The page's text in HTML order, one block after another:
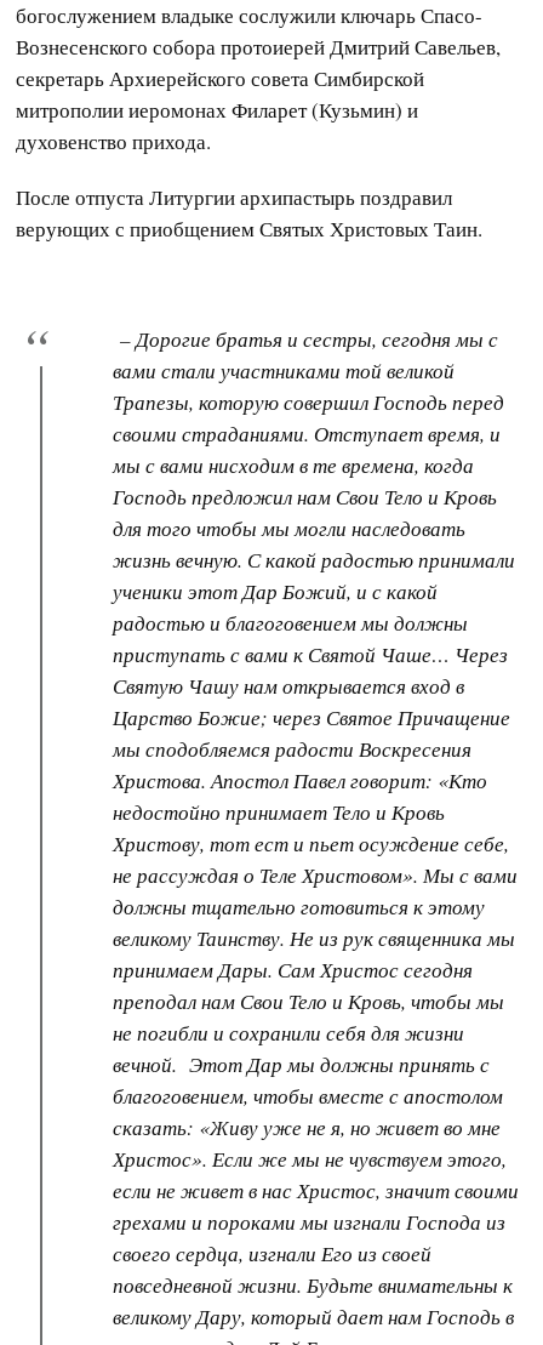
богослужением владыке сослужили ключарь Спасо-
Вознесенского собора протоиерей Дмитрий Савельев,
секретарь Архиерейского совета Симбирской
митрополии иеромонах Филарет (Кузьмин) и
духовенство прихода.
После отпуста Литургии архипастырь поздравил
верующих с приобщением Святых Христовых Таин.
– Дорогие братья и сестры, сегодня мы с
вами стали участниками той великой
Трапезы, которую совершил Господь перед
своими страданиями. Отступает время, и
мы с вами нисходим в те времена, когда
Господь предложил нам Свои Тело и Кровь
для того чтобы мы могли наследовать
жизнь вечную. С какой радостью принимали
ученики этот Дар Божий, и с какой
радостью и благоговением мы должны
приступать с вами к Святой Чаше… Через
Святую Чашу нам открывается вход в
Царство Божие; через Святое Причащение
мы сподобляемся радости Воскресения
Христова. Апостол Павел говорит: «Кто
недостойно принимает Тело и Кровь
Христову, тот ест и пьет осуждение себе,
не рассуждая о Теле Христовом». Мы с вами
должны тщательно готовиться к этому
великому Таинству. Не из рук священника мы
принимаем Дары. Сам Христос сегодня
преподал нам Свои Тело и Кровь, чтобы мы
не погибли и сохранили себя для жизни
вечной. Этот Дар мы должны принять с
благоговением, чтобы вместе с апостолом
сказать: «Живу уже не я, но живет во мне
Христос». Если же мы не чувствуем этого,
если не живет в нас Христос, значит своими
грехами и пороками мы изгнали Господа из
своего сердца, изгнали Его из своей
повседневной жизни. Будьте внимательны к
великому Дару, который дает нам Господь в